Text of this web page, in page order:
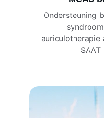
Ondersteuning
auriculotherapie
SAAT